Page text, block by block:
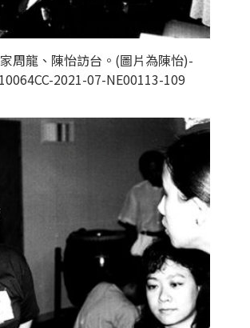
周龍、陳怡訪台。(圖片為陳怡)-
2021-07-NE00113-109